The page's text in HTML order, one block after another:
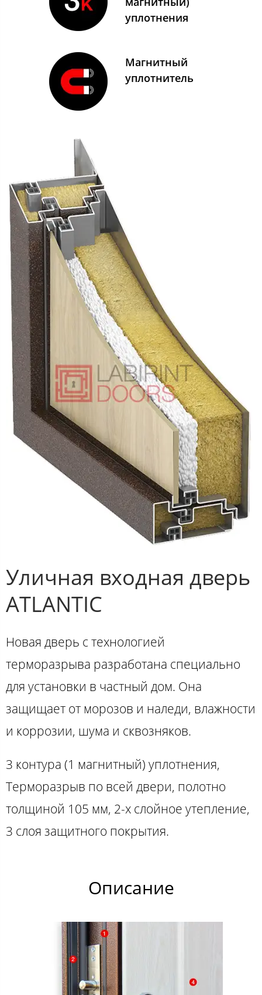
Магнитный
уплотнитель
уплотнения
Уличная входная дверь
ATLANTIC
Новая дверь с технологией
терморазрыва разработана специально
для установки в частный дом. Она
защищает от морозов и наледи, влажности
и коррозии, шума и сквозняков.
3 контура (1 магнитный) уплотнения,
Терморазрыв по всей двери, полотно
толщиной 105 мм, 2-х слойное утепление,
3 слоя защитного покрытия.
Описание